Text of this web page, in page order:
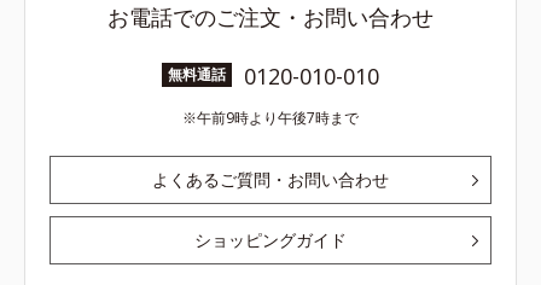
お電話でのご注文・お問い合わせ
無料通話 0120-010-010
午前9時より午後7時まで
よくあるご質問・お問い合わせ
ショッピングガイド